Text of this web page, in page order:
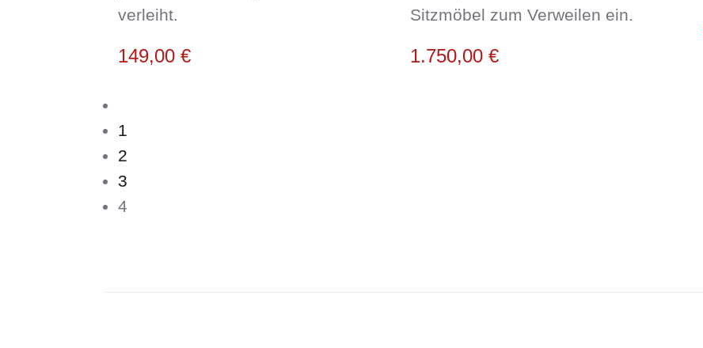
verleiht.
149,00 €
Sitzmöbel zum Verweilen ein.
1.750,00€
1
2
3
4